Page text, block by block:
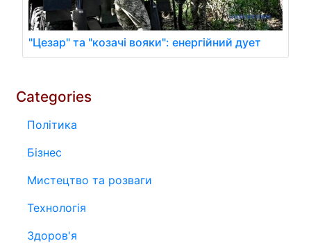
"Цезар" та "козачі вояки": енергійний дует
Categories
Політика
Бізнес
Мистецтво та розваги
Технологія
Здоров'я